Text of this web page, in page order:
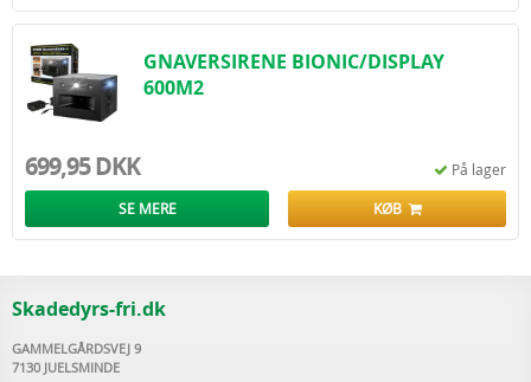
GNAVERSIRENE BIONIC/DISPLAY
600M2
699,95 DKK På lager
SE MERE KØB
Skadedyrs-fri.dk
GAMMELGÅRDSVEJ 9
7130 JUELSMINDE